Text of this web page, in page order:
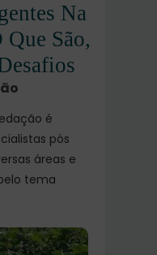
Na
São,
é
pós
áreas e
tema